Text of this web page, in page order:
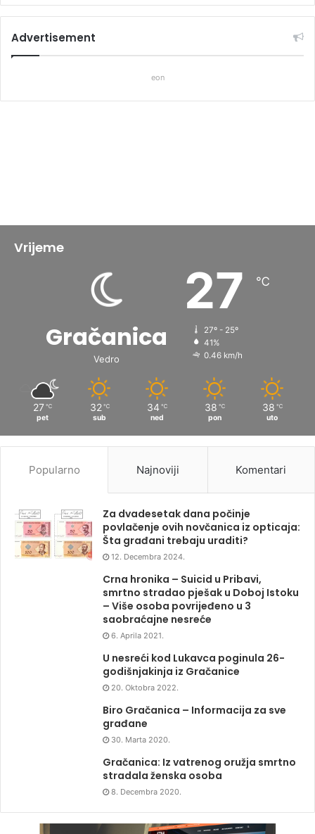
Advertisement
eon
Vrijeme
Gračanica
Vedro
27 ℃
27º - 25º
41%
0.46 km/h
27 ℃
pet
32 ℃
sub
34 ℃
ned
38 ℃
pon
38 ℃
uto
Popularno Najnoviji Komentari
Za dvadesetak dana počinje
povlačenje ovih novčanica iz opticaja:
Šta građani trebaju uraditi?
12. Decembra 2024.
Crna hronika – Suicid u Pribavi,
smrtno stradao pješak u Doboj Istoku
– Više osoba povrijeđeno u 3
saobraćajne nesreće
6. Aprila 2021.
U nesreći kod Lukavca poginula 26-
godišnjakinja iz Gračanice
20. Oktobra 2022.
Biro Gračanica – Informacija za sve
građane
30. Marta 2020.
Gračanica: Iz vatrenog oružja smrtno
stradala ženska osoba
8. Decembra 2020.